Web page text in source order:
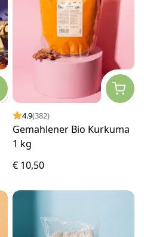
4.9(382)
Gemahlener Bio Kurkuma
1 kg
€ 10,50